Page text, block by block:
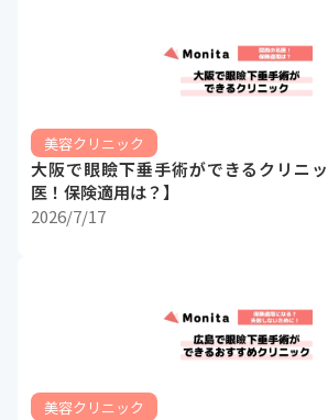
美容クリニック
大阪で眼瞼下垂手術ができるクリニ
医！保険適用は？】
2026/7/17
美容クリニック